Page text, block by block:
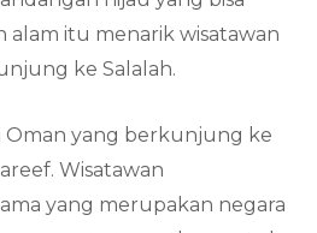
alam itu menarik wisatawan
ke Salalah.
Oman yang berkunjung ke
Wisatawan
yang merupakan negara